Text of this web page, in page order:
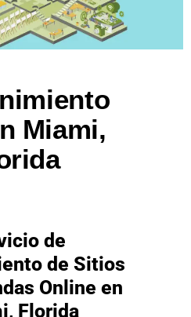
Miami,
de
de Sitios
Online en
Florida